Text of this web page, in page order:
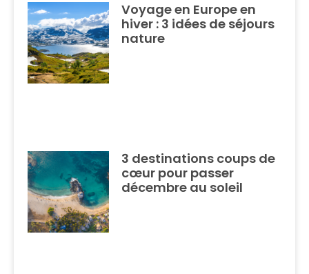
Voyage en Europe en
hiver : 3 idées de séjours
nature
3 destinations coups de
cœur pour passer
décembre au soleil